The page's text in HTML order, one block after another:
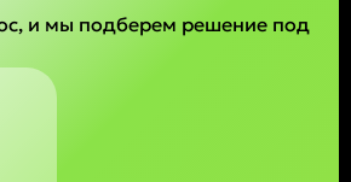
и мы подберем решение под